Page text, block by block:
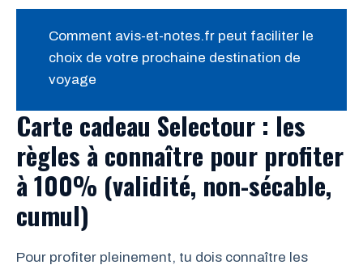
Comment avis-et-notes.fr peut faciliter le
choix de votre prochaine destination de
voyage
Carte cadeau Selectour : les
règles à connaître pour profiter
à 100% (validité, non-sécable,
cumul)
Pour profiter pleinement, tu dois connaître les